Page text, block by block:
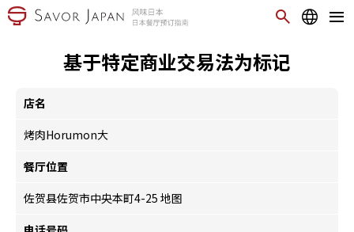
基于特定商业交易法为标记
店名
烤肉Horumon大
餐厅位置
佐贺县佐贺市中央本町4-25 地图